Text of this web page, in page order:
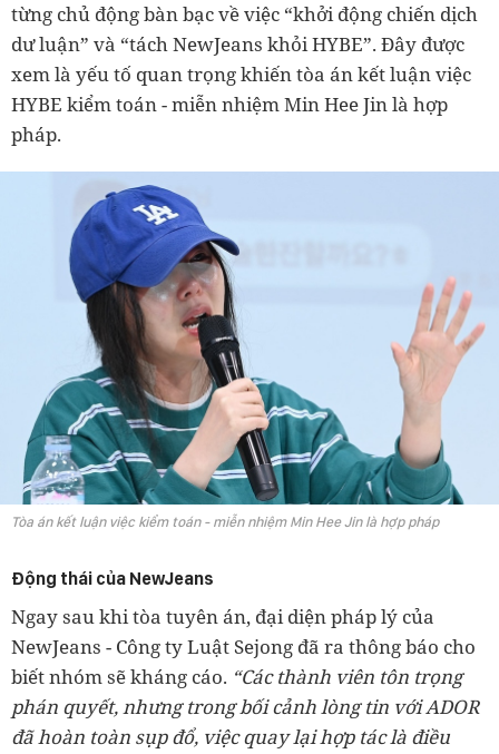
từng chủ động bàn bạc về việc “khởi động chiến dịch
dư luận” và “tách NewJeans khỏi HYBE”. Đây được
xem là yếu tố quan trọng khiến tòa án kết luận việc
HYBE kiểm toán - miễn nhiệm Min Hee Jin là hợp
pháp.
Tòa án kết luận việc kiểm toán - miễn nhiệm Min Hee Jin là hợp pháp
Động thái của NewJeans
Ngay sau khi tòa tuyên án, đại diện pháp lý của
NewJeans - Công ty Luật Sejong đã ra thông báo cho
biết nhóm sẽ kháng cáo. “Các thành viên tôn trọng
phán quyết, nhưng trong bối cảnh lòng tin với ADOR
đã hoàn toàn sụp đổ, việc quay lại hợp tác là điều